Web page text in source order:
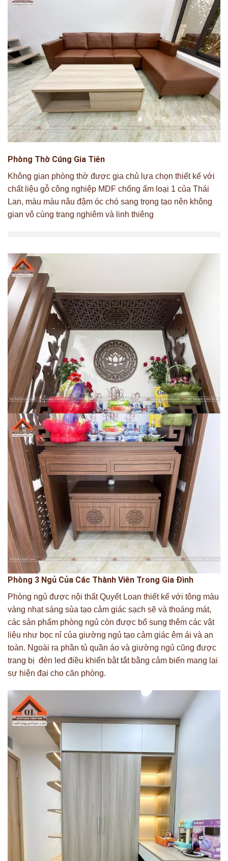
Phòng Thờ Cúng Gia Tiên
Không gian phòng thờ được gia chủ lựa chọn thiết kế với
chất liệu gỗ công nghiệp MDF chống ẩm loại 1 của Thái
Lan, màu màu nâu đậm óc chó sang trọng tạo nên không
gian vô cùng trang nghiêm và linh thiêng
Phòng 3 Ngủ Của Các Thành Viên Trong Gia Đình
Phòng ngủ được nội thất Quyết Loan thiết kế với tông màu
vàng nhạt sáng sủa tạo cảm giác sạch sẽ và thoáng mát,
các sản phẩm phòng ngủ còn được bổ sung thêm các vật
liệu như bọc nỉ của giường ngủ tạo cảm giác êm ái và an
toàn. Ngoài ra phần tủ quần áo và giường ngủ cũng được
trang bị đèn led điều khiển bật tắt bằng cảm biến mang lại
sự hiện đại cho căn phòng.